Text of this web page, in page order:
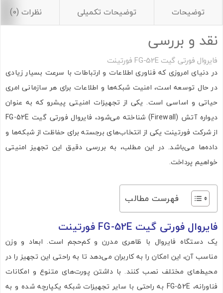
توضیحات توضیحات تکمیلی نظرات (0)
نقد و بررسی
فایروال فورتی گیت FG-52E فورتینت
در دنیای امروزی که فناوری اطلاعات و ارتباطات با سرعت بسیار زیادی
در حال توسعه است، امنیت شبکه‌ها و اطلاعات برای هر سازمانی امری
حیاتی و اساسی است. یکی از تجهیزات امنیتی پیشرو که به عنوان
دیواره آتش (Firewall) شناخته می‌شود، فایروال فورتی گیت FG-52E
از شرکت فورتینت یکی از انتخاب‌های برجسته برای حفاظت از شبکه‌ها و
داده‌ها می‌باشد. در این مطلب، به بررسی دقیق این تجهیز امنیتی
خواهیم پرداخت.
فهرست مطالب
فایروال فورتی گیت FG-52E فورتینت
یک دستگاه فایروال با ظاهری مدرن و کم‌حجم است. ابعاد و وزن
مناسب آن، این امکان را به کاربران می‌دهد تا به راحتی این تجهیز را در
محیط‌های مختلف نصب کنند. با داشتن پورت‌های متنوع و امکانات
فناورانه، FG-52E به راحتی با سایر تجهیزات شبکه یکپارچه شده و به